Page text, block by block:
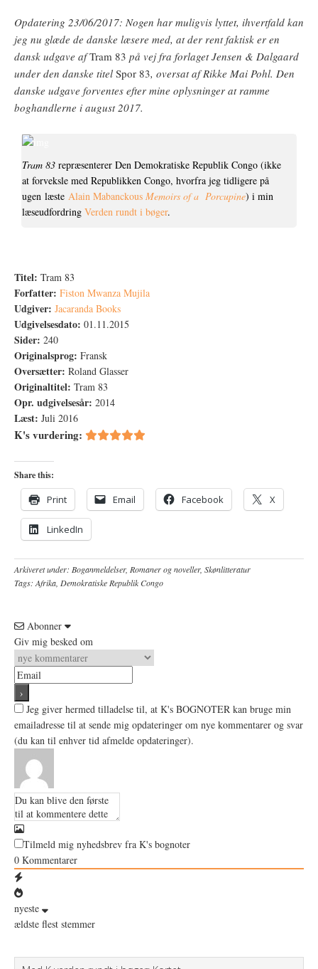
Opdatering 23/06/2017: Nogen har muligvis lyttet, ihvertfald kan
jeg nu glæde de danske læsere med, at der rent faktisk er en
dansk udgave afTram 83 på vej fra forlaget Jensen & Dalgaard
under den danske titel Spor 83, oversat af Rikke Mai Pohl. Den
danske udgave forventes efter mine oplysninger at ramme
boghandlerne i august 2017.
Tram 83 repræsenterer Den Demokratiske Republik Congo (ikke
at forveksle med Republikken Congo, hvorfra jeg tidligere på
ugen læste Alain Mabanckous Memoirs of a Porcupine) i min
læseudfordring Verden rundt i bøger.
Titel: Tram 83
Forfatter: Fiston Mwanza Mujila
Udgiver: Jacaranda Books
Udgivelsesdato: 01.11.2015
Sider: 240
Originalsprog: Fransk
Oversætter: Roland Glasser
Originaltitel: Tram 83
Opr. udgivelsesår: 2014
Læst: Juli 2016
K's vurdering:
Share this:
Print Email Facebook X
LinkedIn
Arkiveret under: Boganmeldelser, Romaner og noveller, Skønlitteratur
Tags: Afrika Demokratiske Republik Congo
Abonner
Giv mig besked om
Jeg giver hermed tilladelse til, at K's BOGNOTER kan bruge min
emailadresse til at sende mig opdateringer om nye kommentarer og svar
(du kan til enhver tid afmelde opdateringer).
Tilmeld mig nyhedsbrev fra K's bognoter
0 Kommentarer
nyeste
ældste flest stemmer